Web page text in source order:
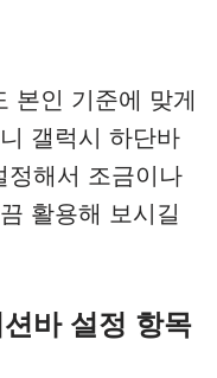
본인 기준에 맞게
갤럭시 하단바
정해서 조금이나
활용해 보시길
바 설정 항목